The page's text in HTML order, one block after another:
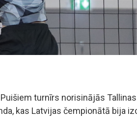
turnīrs norisinājās
kas Latvijas čempionātā bija